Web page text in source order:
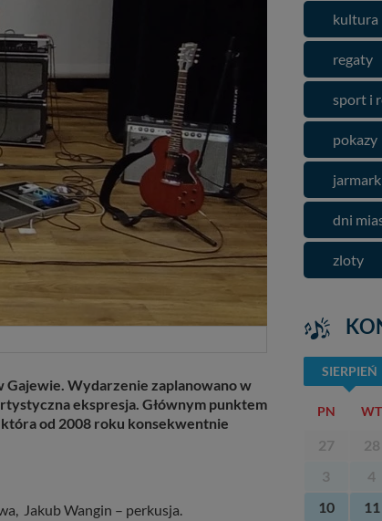
Gajewie. Wydarzenie zaplanowano w
ekspresja. Głównym punktem
od 2008 roku konsekwentnie
Jakub Wangin – perkusja.
kultura
regaty
sport i
pokazy
dni
zloty
SIERPIEŃ
PN WT
27 28
3
4
10
11